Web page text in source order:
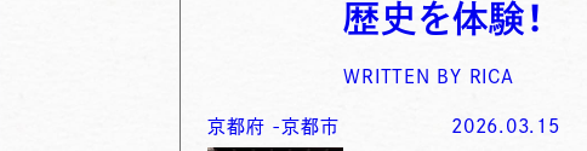
歴史を体験！
WRITTEN BY RICA
京都府 -京都市 2026.03.15